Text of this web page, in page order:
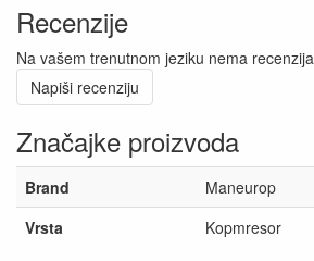
Recenzije
Na vašem trenutnom jeziku nema recenzija
Napiši recenziju
Značajke proizvoda
Brand
Maneurop
Vrsta
Kopmresor